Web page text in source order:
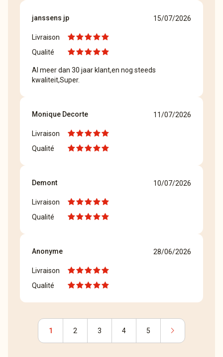
janssens jp 15/07/2026
Livraison
Qualité
Al meer dan 30 jaar klant,en nog steeds
kwaliteit,Super.
Monique Decorte 11/07/2026
Livraison
Qualité
Demont 10/07/2026
Livraison
Qualité
Anonyme 28/06/2026
Livraison
Qualité
1 2 3 4 5 chevron_right